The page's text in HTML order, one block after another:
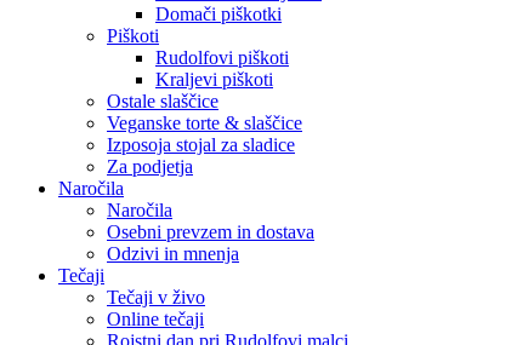
Domači piškotki
Piškoti
Rudolfovi piškoti
Kraljevi piškoti
Ostale slaščice
Veganske torte & slaščice
Izposoja stojal za sladice
Za podjetja
Naročila
Naročila
Osebni prevzem in dostava
Odzivi in mnenja
Tečaji
Tečaji v živo
Online tečaji
Rojstni dan pri Rudolfovi malci